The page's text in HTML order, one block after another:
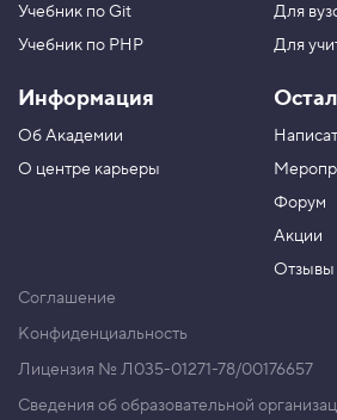
Учебник по Git
Учебник по PHP
Информация
Об Академии
О центре карьеры
Для
Для
Форум
Акции
Отзывы
Соглашение
Конфиденциальность
Лицензия № Л035-01271-78/00176657
Сведения об образовательной